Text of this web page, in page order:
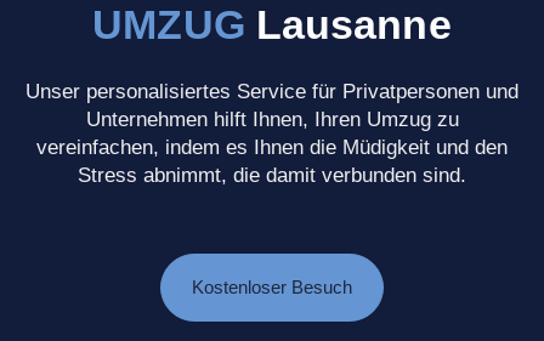
UMZUG Lausanne
Unser personalisiertes Service für Privatpersonen und
Unternehmen hilft Ihnen, Ihren Umzug zu
vereinfachen, indem es Ihnen die Müdigkeit und den
Stress abnimmt, die damit verbunden sind.
Kostenloser Besuch